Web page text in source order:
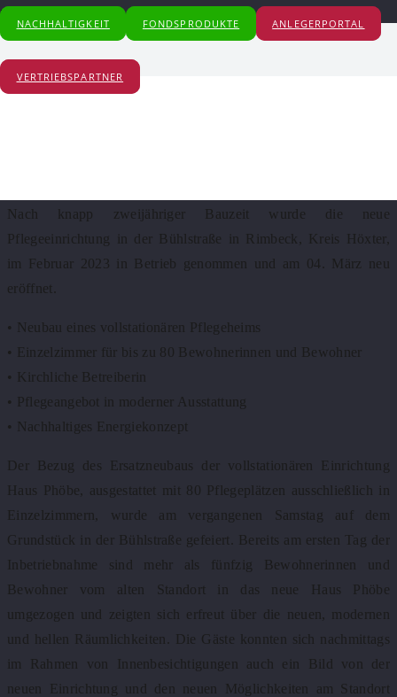
NACHHALTIGKEIT FONDSPRODUKTE ANLEGERPORTAL
VERTRIEBSPARTNER
Start
2023
Eröffnung des neuen Haus Phöbe in Warburg-Rimbeck
Eröffnung des neuen Haus
Nach knapp zweijähriger Bauzeit wurde die neue
Pflegeeinrichtung in der Bühlstraße in Rimbeck, Kreis Höxter,
im Februar 2023 in Betrieb genommen und am 04. März neu
eröffnet.
• Neubau eines vollstationären Pflegeheims
• Einzelzimmer für bis zu 80 Bewohnerinnen und Bewohner
• Kirchliche Betreiberin
• Pflegeangebot in moderner Ausstattung
• Nachhaltiges Energiekonzept
Der Bezug des Ersatzneubaus der vollstationären Einrichtung
Haus Phöbe, ausgestattet mit 80 Pflegeplätzen ausschließlich in
Einzelzimmern, wurde am vergangenen Samstag auf dem
Grundstück in der Bühlstraße gefeiert. Bereits am ersten Tag der
Inbetriebnahme sind mehr als fünfzig Bewohnerinnen und
Bewohner vom alten Standort in das neue Haus Phöbe
umgezogen und zeigten sich erfreut über die neuen, modernen
und hellen Räumlichkeiten. Die Gäste konnten sich nachmittags
im Rahmen von Innenbesichtigungen auch ein Bild von der
neuen Einrichtung und den neuen Möglichkeiten am Standort